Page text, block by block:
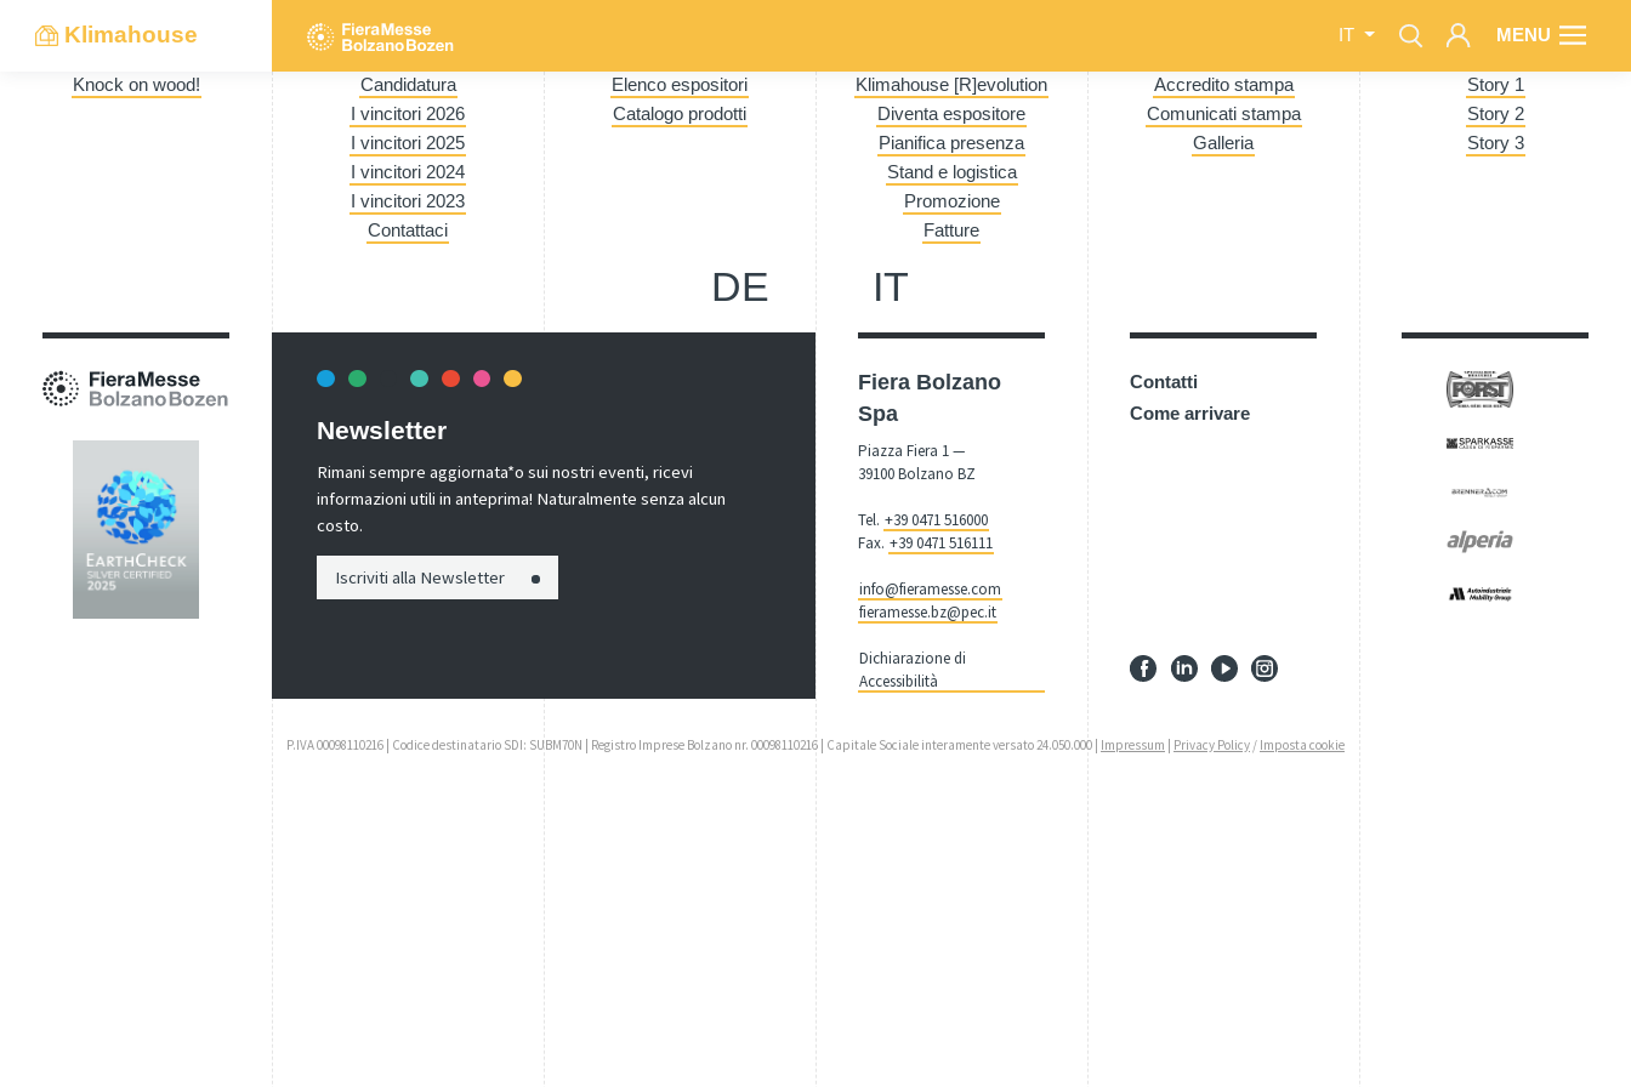
Klimahouse IT MENU
Knock on wood!
Candidatura
I vincitori 2026
I vincitori 2025
I vincitori 2024
I vincitori 2023
Contattaci
Elenco espositori
Catalogo prodotti
Klimahouse [R]evolution
Diventa espositore
Pianifica presenza
Stand e logistica
Promozione
Fatture
Accredito stampa
Comunicati stampa
Galleria
Story 1
Story 2
Story 3
DE IT
Newsletter
Rimani sempre aggiornata*o sui nostri eventi, ricevi
informazioni utili in anteprima! Naturalmente senza alcun
costo.
Iscriviti alla Newsletter
Fiera Bolzano
Spa
Piazza Fiera 1 —
39100 Bolzano BZ
Tel. +39 0471 516000
Fax. +39 0471 516111
info@fieramesse.com
fieramesse.bz@pec.it
Dichiarazione di
Accessibilità
Contatti
Come arrivare
P.IVA 00098110216 | Codice destinatario SDI: SUBM70N | Registro Imprese Bolzano nr. 00098110216 | Capitale Sociale interamente versato 24.050.000 | Impressum | Privacy Policy / Imposta cookie